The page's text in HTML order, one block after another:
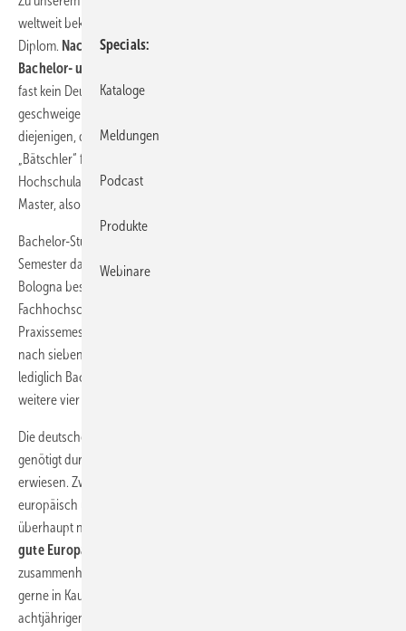
weltweit bekannten sowie geschätzten Hochschulabschluss mit
Diplom. Nach der Bolognese-Behandlung gibt es nur noch
Bachelor- und Master-Abschlüsse.
fast kein Deutschsprachiger den Titel Bachelor aussprechen,
geschweige denn richtig aussprechen kann. Früher hielten,
diejenigen, die im Englischunterricht aufgepasst hatten, den
„Bätschler“ für einen Junggesellen. Heute ist er oder sie ein
Hochschulabgänger – zweiter Klasse! Erstklassig sind hingegen die
Master, also die Meister ihres Faches.
Bachelor-Studiengänge können jetzt zwischen sechs und acht
Semester dauern. Da muss die Frage gestattet sein, was durch
Bologna besser wurde? Vorher erreichte ein Student an einer
Fachhochschule (FH) nach acht oder neun Semestern inklusive zwei
Praxissemestern den anerkannten Abschluss „Diplom“. Heute ist er
nach sieben oder acht Semestern (inklusive einem Praxissemester)
lediglich Bachelor. Um den höchsten Abschluss zu erreichen, muss er
weitere vier bis fünf Semester anhängen.
Die deutsche Politik hat, getrieben von der inländischen Industrie und
genötigt durch Brüssel, ohne Not den Absolventen einen Bärendienst
erwiesen. Zwar sind die Abschlüsse nunmehr dem Titel nach
europäisch und teilweise international vergleichbar. Die Inhalte aber
überhaupt nicht. Wir haben wieder einmal bewiesen,
gute Europäer bis zur Selbstverleugnung gehen
zusammenhängende Wettbewerbsnachteile für unseren Nachwuchs
gerne in Kauf nehmen. Denn ähnlich wie bei der Einführung des
achtjährigen Gymnasiums haben es die Lehrplanverantwortlichen an
Specials
Kataloge
Meldungen
Podcast
Produkte
Webinare